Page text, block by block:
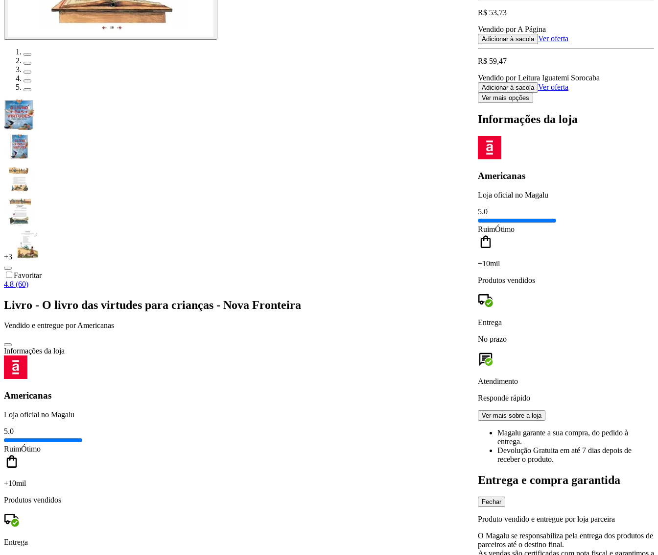
+3
Favoritar
4.8 (60)
Livro - O livro das virtudes para crianças - Nova Fronteira
Vendido e entregue porAmericanas
Informações da loja
Americanas
Loja oficial no Magalu
5.0
RuimÓtimo
+10mil
Produtos vendidos
Entrega
R$ 53,73
Vendido por A Página
Adicionar à sacola Ver oferta
R$ 59,47
Vendido por Leitura Iguatemi Sorocaba
Adicionar à sacola Ver oferta
Ver mais opções
Informações da loja
Americanas
Loja oficial no Magalu
5.0
RuimÓtimo
+10mil
Produtos vendidos
Entrega
No prazo
Atendimento
Responde rápido
Ver mais sobre a loja
Magalu garante a sua compra, do pedido à
entrega.
Devolução Gratuita em até 7 dias depois de
receber o produto.
Entrega e compra garantida
Fechar
Produto vendido e entregue por loja parceira
O Magalu se responsabiliza pela entrega dos produtos de
parceiros até o destino final.
As vendas são certificadas com nota fiscal e garantimos a